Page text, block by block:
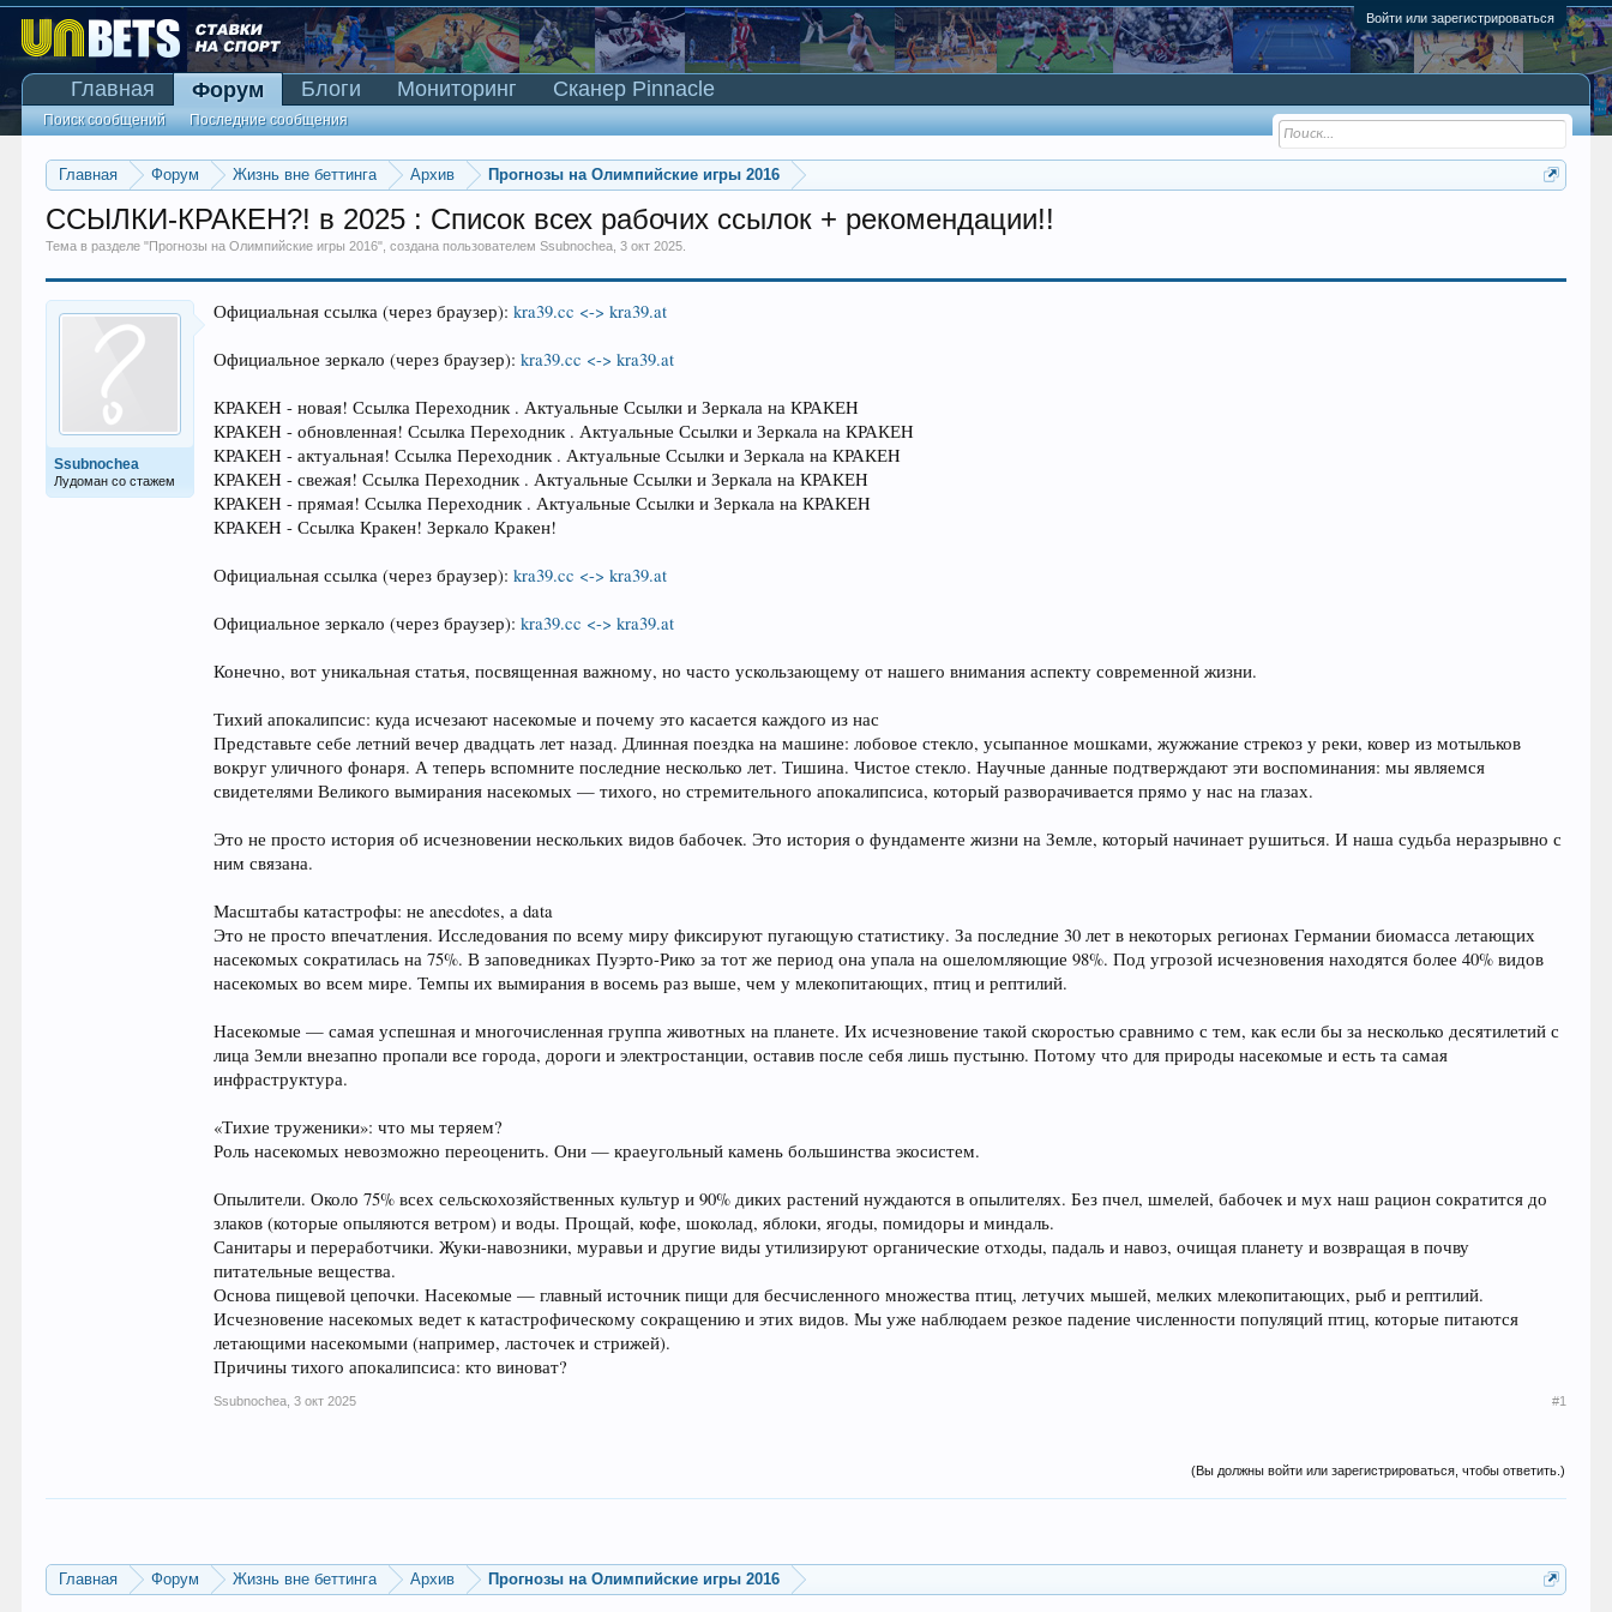
Войти или зарегистрироваться
Главная Форум Жизнь вне беттинга Архив Прогнозы на Олимпийские игры 2016
ССЫЛКИ-КРАКЕH?! в 2025 : Список всех рабочих ссылок + рекомендации!!
Тема в разделе "Прогнозы на Олимпийские игры 2016", создана пользователемSsubnochea ,3 окт 2025
Ssubnochea
Лудоман со стажем
Официальная ссылка (через браузер):kra39.cc <-> kra39.at
Официальное зеркало (через браузер):kra39.cc <-> kra39.at
КРАКЕH - новая! Ссылка Переходник . Актуальные Ссылки и Зеркала на КРАКЕH
КРАКЕH - обновленная! Ссылка Переходник . Актуальные Ссылки и Зеркала на КРАКЕH
КРАКЕH - актуальная! Ссылка Переходник . Актуальные Ссылки и Зеркала на КРАКЕH
КРАКЕH - свежая! Ссылка Переходник . Актуальные Ссылки и Зеркала на КРАКЕH
КРАКЕH - прямая! Ссылка Переходник . Актуальные Ссылки и Зеркала на КРАКЕH
КРАКЕH - Ссылка Кракен! Зеркало Кракен!
Официальная ссылка (через браузер):kra39.cc <-> kra39.at
Официальное зеркало (через браузер):kra39.cc <-> kra39.at
Конечно, вот уникальная статья, посвященная важному, но часто ускользающему от нашего внимания аспекту современной жизни.
Тихий апокалипсис: куда исчезают насекомые и почему это касается каждого из нас
Представьте себе летний вечер двадцать лет назад. Длинная поездка на машине: лобовое стекло, усыпанное мошками, жужжание стрекоз у реки, ковер из мотыльков
вокруг уличного фонаря. А теперь вспомните последние несколько лет. Тишина. Чистое стекло. Научные данные подтверждают эти воспоминания: мы являемся
свидетелями Великого вымирания насекомых — тихого, но стремительного апокалипсиса, который разворачивается прямо у нас на глазах.
Это не просто история об исчезновении нескольких видов бабочек. Это история о фундаменте жизни на Земле, который начинает рушиться. И наша судьба неразрывно с
ним связана.
Масштабы катастрофы: не anecdotes, а data
Это не просто впечатления. Исследования по всему миру фиксируют пугающую статистику. За последние 30 лет в некоторых регионах Германии биомасса летающих
насекомых сократилась на 75%. В заповедниках Пуэрто-Рико за тот же период она упала на ошеломляющие 98%. Под угрозой исчезновения находятся более 40% видов
насекомых во всем мире. Темпы их вымирания в восемь раз выше, чем у млекопитающих, птиц и рептилий.
Насекомые — самая успешная и многочисленная группа животных на планете. Их исчезновение такой скоростью сравнимо с тем, как если бы за несколько десятилетий с
лица Земли внезапно пропали все города, дороги и электростанции, оставив после себя лишь пустыню. Потому что для природы насекомые и есть та самая
инфраструктура.
«Тихие труженики»: что мы теряем?
Роль насекомых невозможно переоценить. Они — краеугольный камень большинства экосистем.
Опылители. Около 75% всех сельскохозяйственных культур и 90% диких растений нуждаются в опылителях. Без пчел, шмелей, бабочек и мух наш рацион сократится до
злаков (которые опыляются ветром) и воды. Прощай, кофе, шоколад, яблоки, ягоды, помидоры и миндаль.
Санитары и переработчики. Жуки-навозники, муравьи и другие виды утилизируют органические отходы, падаль и навоз, очищая планету и возвращая в почву
питательные вещества.
Основа пищевой цепочки. Насекомые — главный источник пищи для бесчисленного множества птиц, летучих мышей, мелких млекопитающих, рыб и рептилий.
Исчезновение насекомых ведет к катастрофическому сокращению и этих видов. Мы уже наблюдаем резкое падение численности популяций птиц, которые питаются
летающими насекомыми (например, ласточек и стрижей).
Причины тихого апокалипсиса: кто виноват?
Ssubnochea 3 окт 2025 #1
(Вы должны войти или зарегистрироваться, чтобы ответить.)
Главная Форум Жизнь вне беттинга Архив Прогнозы на Олимпийские игры 2016
Главная Форум
Поиск сообщений Последние сообщения
Блоги Мониторинг Сканер Pinnacle